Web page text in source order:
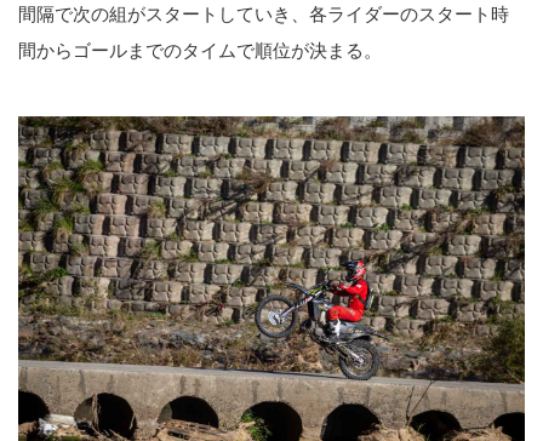
間隔で次の組がスタートしていき、各ライダーのスタート時
間からゴールまでのタイムで順位が決まる。